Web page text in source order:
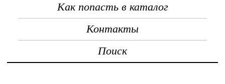
Как попасть в каталог
Контакты
Поиск